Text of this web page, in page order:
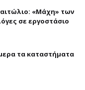
«Μάχη» των
σε εργοστάσιο
τα καταστήματα